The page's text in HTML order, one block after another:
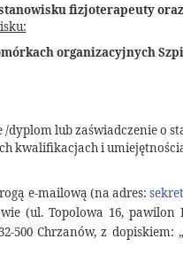
fizjoterapeuty
organizacyjnych
dyplom lub zaświadczenie o
kwalifikacjach i
e-mailową (na adres:
(ul. Topolowa 16,
500 Chrzanów, z dopiskiem: „